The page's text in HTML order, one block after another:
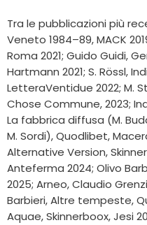
Tra le pubblicazioni più
Veneto 1984–89, MACK
Roma 2021; Guido Guidi,
Hartmann 2021; S. Rössl,
LetteraVentidue 2022; M.
Chose Commune, 2023;
La fabbrica diffusa (M.
M. Sordi), Quodlibet,
Alternative Version,
Anteferma 2024; Olivo
2025; Arneo, Claudio
Barbieri, Altre tempeste,
Aquae, Skinnerboox, Jesi